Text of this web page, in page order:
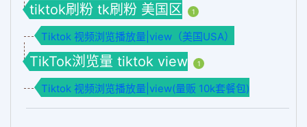
tiktok刷粉 tk刷粉 美国区 1
Tiktok 视频浏览播放量|view（美国USA）
TikTok浏览量 tiktok view 1
Tiktok 视频浏览播放量|view(量贩 10k套餐包)